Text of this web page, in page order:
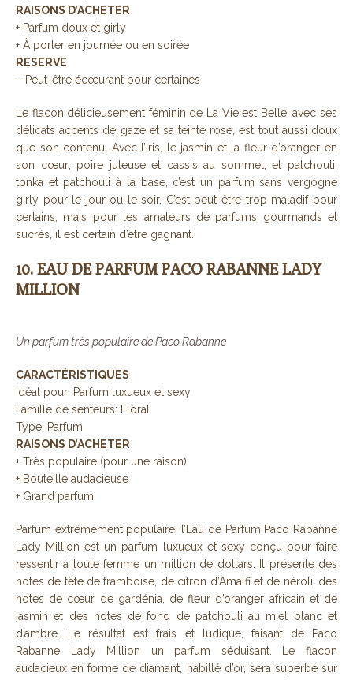
RAISONS D’ACHETER
+ Parfum doux et girly
+ À porter en journée ou en soirée
RESERVE
– Peut-être écœurant pour certaines
Le flacon délicieusement féminin de La Vie est Belle, avec ses
délicats accents de gaze et sa teinte rose, est tout aussi doux
que son contenu. Avec l’iris, le jasmin et la fleur d’oranger en
son cœur; poire juteuse et cassis au sommet; et patchouli,
tonka et patchouli à la base, c’est un parfum sans vergogne
girly pour le jour ou le soir. C’est peut-être trop maladif pour
certains, mais pour les amateurs de parfums gourmands et
sucrés, il est certain d’être gagnant.
10. EAU DE PARFUM PACO RABANNE LADY
MILLION
Un parfum très populaire de Paco Rabanne
CARACTÉRISTIQUES
Idéal pour: Parfum luxueux et sexy
Famille de senteurs: Floral
Type: Parfum
RAISONS D’ACHETER
+ Très populaire (pour une raison)
+ Bouteille audacieuse
+ Grand parfum
Parfum extrêmement populaire, l’Eau de Parfum Paco Rabanne
Lady Million est un parfum luxueux et sexy conçu pour faire
ressentir à toute femme un million de dollars. Il présente des
notes de tête de framboise, de citron d’Amalfi et de néroli, des
notes de cœur de gardénia, de fleur d’oranger africain et de
jasmin et des notes de fond de patchouli au miel blanc et
d’ambre. Le résultat est frais et ludique, faisant de Paco
Rabanne Lady Million un parfum séduisant. Le flacon
audacieux en forme de diamant, habillé d’or, sera superbe sur